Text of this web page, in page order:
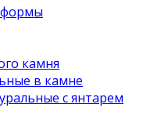
камня
в камне
с янтарем